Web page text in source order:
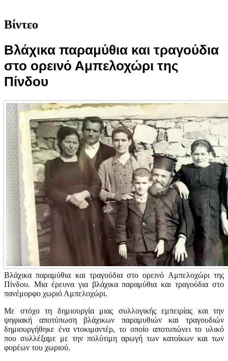
Βίντεο
Βλάχικα παραμύθια και τραγούδια
στο ορεινό Αμπελοχώρι της
Πίνδου
Βλάχικα παραμύθια και τραγούδια στο ορεινό Αμπελοχώρι της
Πίνδου. Μια έρευνα για βλάχικα παραμύθια και τραγούδια στο
πανέμορφο χωριό Αμπελοχώρι.
Με στόχο τη δημιουργία μιας συλλογικής εμπειρίας και την
ψηφιακή αποτύπωση βλάχικων παραμυθιών και τραγουδιών
δημιουργήθηκε ένα ντοκιμαντέρ, το οποίο αποτυπώνει το υλικό
που συλλέξαμε με την πολύτιμη αρωγή των κατοίκων και των
φορέων του χωριού.